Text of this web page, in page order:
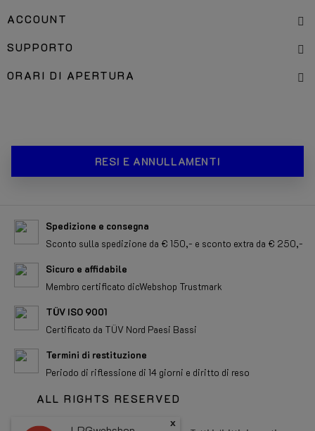
ACCOUNT
SUPPORTO
ORARI DI APERTURA
RESI E ANNULLAMENTI
Spedizione e consegna
Sconto sulla spedizione da € 150,- e sconto extra da € 250,-
Sicuro e affidabile
Membro certificato dicWebshop Trustmark
TÜV ISO 9001
Certificato da TÜV Nord Paesi Bassi
Termini di restituzione
Periodo di riflessione di 14 giorni e diritto di reso
ALL RIGHTS RESERVED
x